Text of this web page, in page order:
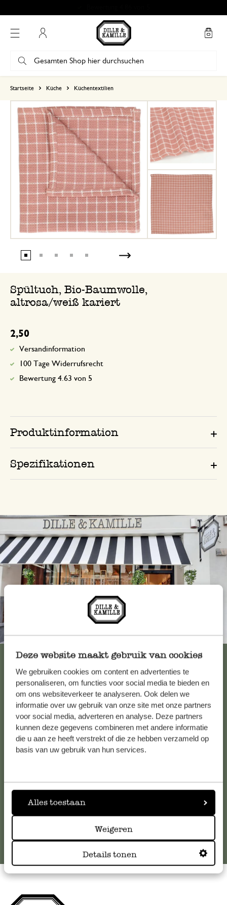
Deze website maakt gebruik van cookies
We gebruiken cookies om content en advertenties te
personaliseren, om functies voor social media te bieden en
om ons websiteverkeer te analyseren. Ook delen we
informatie over uw gebruik van onze site met onze partners
voor social media, adverteren en analyse. Deze partners
kunnen deze gegevens combineren met andere informatie
die u aan ze heeft verstrekt of die ze hebben verzameld op
basis van uw gebruik van hun services.
Alles toestaan
Weigeren
Details tonen
Startseite Küche Küchentextilien
Spültuch, Bio-Baumwolle,
altrosa/weiß kariert
2,50
Versandinformation
100 Tage Widerrufsrecht
Bewertung 4.63 von 5
Produktinformation
Spezifikationen
Immer in der Nähe
Alle 62 Geschäfte anzeigen
Kundenservice/Hilfe
Falls Sie Fragen haben oder Tipps und Hilfe brauchen, wenden
Sie sich bitte an unseren Kundenservice. Oder lesen Sie hier
die Antworten aufhäufig gestellte Fragen